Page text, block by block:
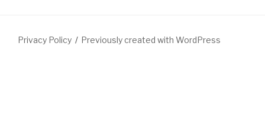
Privacy Policy Previously created with WordPress